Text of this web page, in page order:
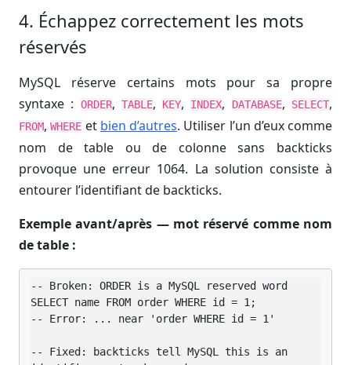
4. Échappez correctement les mots
réservés
MySQL réserve certains mots pour sa propre
syntaxe :
ORDER, TABLE,KEY, INDEX, DATABASE, SELECT,
FROM,WHERE et bien d’autres. Utiliser l’un d’eux comme
nom de table ou de colonne sans backticks
provoque une erreur 1064. La solution consiste à
entourer l’identifiant de backticks.
Exemple avant/après — mot réservé comme nom
de table :
-- Broken: ORDER is a MySQL reserved word
SELECT name FROM order WHERE id = 1;
-- Error: ... near 'order WHERE id = 1'
-- Fixed: backticks tell MySQL this is an